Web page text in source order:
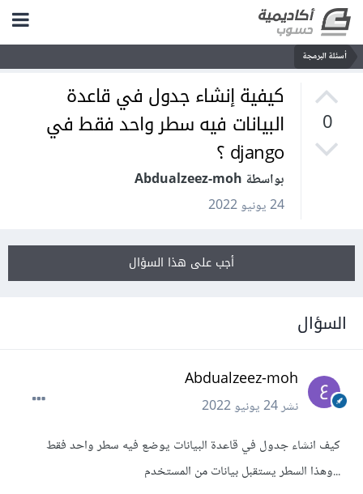
أسئلة البرمجة
0
كيفية إنشاء جدول في قاعدة
البيانات فيه سطر واحد فقط في
django ؟
بواسطة Abdualzeez-moh
24 يونيو 2022
أجب على هذا السؤال
السؤال
Abdualzeez-moh
نشر24 يونيو 2022
كيف انشاء جدول في قاعدة البيانات يوضع فيه سطر واحد فقط
...وهذا السطر يستقبل بيانات من المستخدم